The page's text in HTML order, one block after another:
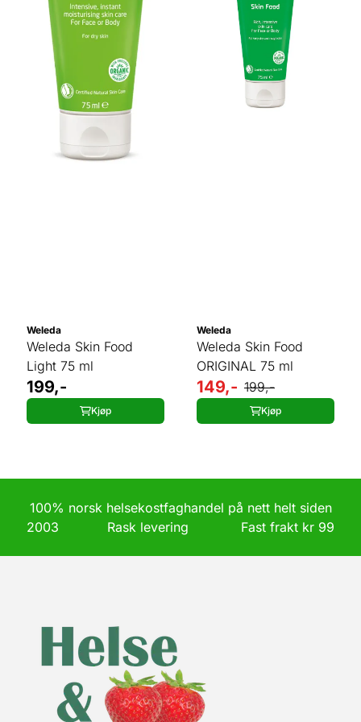
Weleda
Weleda Skin Food
Light 75 ml
199,-
Kjøp
Weleda
Weleda Skin Food
ORIGINAL 75 ml
149,- 199,-
Kjøp
100% norsk helsekostfaghandel på nett helt siden
2003 Rask levering Fast frakt kr 99